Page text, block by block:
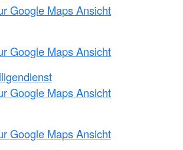
Google Maps Ansicht
Google Maps Ansicht
Google Maps Ansicht
Google Maps Ansicht